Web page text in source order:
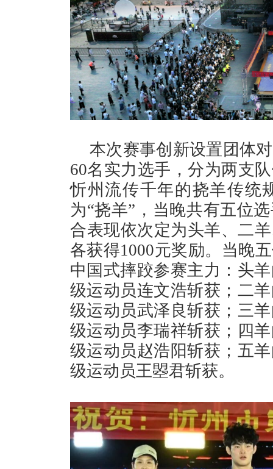
本次赛事创新设置团体
60名实力选手，分为两支
忻州流传千年的挠羊传统
为“挠羊”，当晚共有五位
合表现依次定为头羊、二
各获得1000元奖励。当晚
中国式摔跤参赛主力：头
级运动员连文浩斩获；二
级运动员武泽良斩获；三
级运动员李瑞祥斩获；四
级运动员赵浩阳斩获；五
级运动员王曌君斩获。